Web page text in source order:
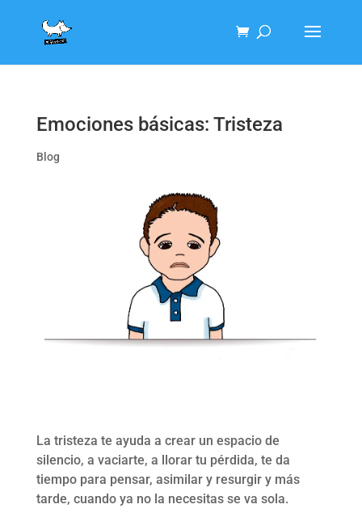
Emociones básicas: Tristeza
Blog
La tristeza te ayuda a crear un espacio de
silencio, a vaciarte, a llorar tu pérdida, te da
tiempo para pensar, asimilar y resurgir y más
tarde, cuando ya no la necesitas se va sola.